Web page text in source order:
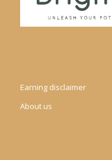
Earning disclaimer
About us